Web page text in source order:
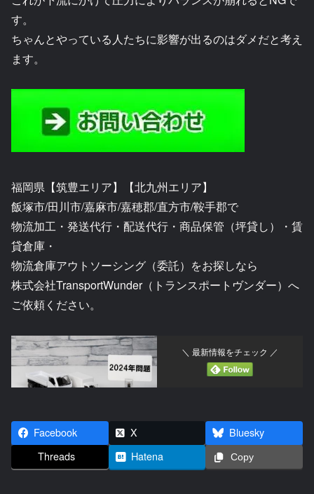
す。
ちゃんとやっている人たちに影響が出るのはダメだと考え
ます。
福岡県【筑豊エリア】【北九州エリア】
飯塚市/田川市/嘉麻市/嘉穂郡/直方市/鞍手郡で
物流加工・発送代行・配送代行・商品保管（坪貸し）・賃
貸倉庫・
物流倉庫アウトソーシング（委託）をお探しなら
株式会社TransportWunder（トランスポートヴンダー）へ
ご依頼ください。
＼ 最新情報をチェック ／
Facebook X
Bluesky
Threads
Hatena Copy